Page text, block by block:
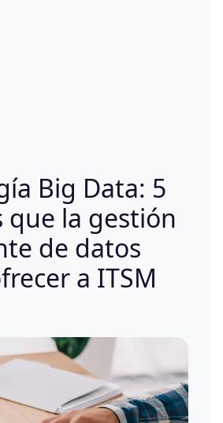
Big Data: 5
que la gestión
de datos
a ITSM